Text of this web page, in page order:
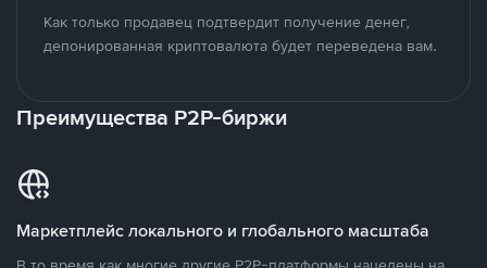
Как только продавец подтвердит получение денег,
депонированная криптовалюта будет переведена вам.
Преимущества P2P-биржи
Маркетплейс локального и глобального масштаба